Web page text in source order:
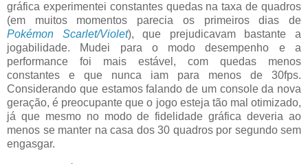
gráfica experimentei constantes quedas na taxa de quadros
(em muitos momentos parecia os primeiros dias de
Pokémon Scarlet/Violet), que prejudicavam bastante a
jogabilidade. Mudei para o modo desempenho e a
performance foi mais estável, com quedas menos
constantes e que nunca iam para menos de 30fps.
Considerando que estamos falando de um console da nova
geração, é preocupante que o jogo esteja tão mal otimizado,
já que mesmo no modo de fidelidade gráfica deveria ao
menos se manter na casa dos 30 quadros por segundo sem
engasgar.